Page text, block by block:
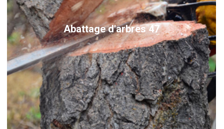
Abattage d'arbres 47